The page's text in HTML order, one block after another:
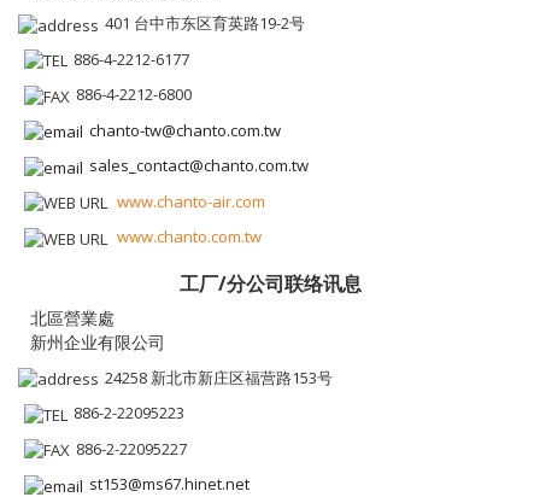
401 台中市东区育英路19-2号
886-4-2212-6177
886-4-2212-6800
chanto-tw@chanto.com.tw
sales_contact@chanto.com.tw
www.chanto-air.com
www.chanto.com.tw
工厂/分公司联络讯息
新州企业有限公司
24258 新北市新庄区福营路153号
886-2-22095223
886-2-22095227
st153@ms67.hinet.net